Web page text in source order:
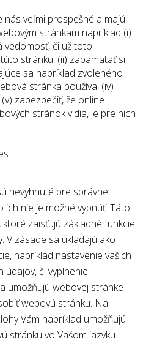
nás veľmi prospešné a majú
stránkam napríklad (i)
vedomosť, či už toto
stránku, (ii) zapamätať si
sa napríklad zvoleného
stránka používa, (iv)
zabezpečiť, že online
stránok vidia, je pre nich
nevyhnuté pre správne
nie je možné vypnúť. Táto
zaisťujú základné funkcie
V zásade sa ukladajú ako
napríklad nastavenie vašich
či vyplnenie
umožňujú webovej stránke
webovú stránku. Na
Vám napríklad umožňujú
stránku vo Vašom jazyku.